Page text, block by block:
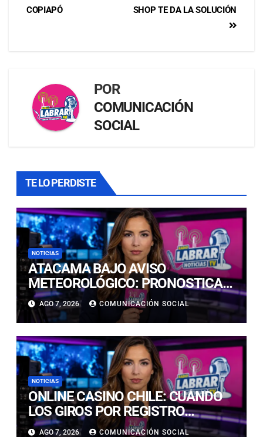
SHOP TE DA LA SOLUCIÓN
COPIAPÓ
POR
COMUNICACIÓN
SOCIAL
TE LO PERDISTE
NOTICIAS
ATACAMA BAJO AVISO
METEOROLÓGICO: PRONOSTICAN
LLUVIAS E ISOTERMA CERO ALTA
EN PRECORDILLERA Y
CORDILLERA
AGO 7, 2026 COMUNICACIÓN SOCIAL
NOTICIAS
ONLINE CASINO CHILE: CUÁNDO
LOS GIROS POR REGISTRO
REALMENTE SIRVEN
AGO 7, 2026 COMUNICACIÓN SOCIAL